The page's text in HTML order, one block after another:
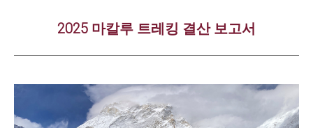
2025 마칼루 트레킹 결산 보고서